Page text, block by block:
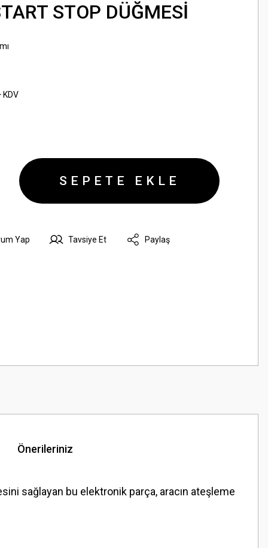
STOP DÜĞMESİ
KDV
SEPETE EKLE
Yap Tavsiye Et Paylaş
Önerileriniz
sağlayan bu elektronik parça, aracın ateşleme